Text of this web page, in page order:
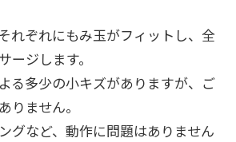
れぞれにもみ玉がフィットし、全
ージします。
る多少の小キズがありますが、ご
りません。
グなど、動作に問題はありません